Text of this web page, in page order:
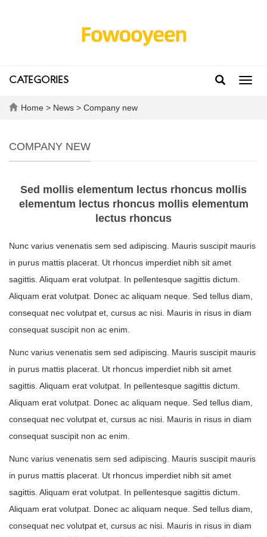
CATEGORIES
Home > News > Company new
COMPANY NEW
Sed mollis elementum lectus rhoncus mollis
elementum lectus rhoncus mollis elementum
lectus rhoncus
Nunc varius venenatis sem sed adipiscing. Mauris suscipit mauris
in purus mattis placerat. Ut rhoncus imperdiet nibh sit amet
sagittis. Aliquam erat volutpat. In pellentesque sagittis dictum.
Aliquam erat volutpat. Donec ac aliquam neque. Sed tellus diam,
consequat nec volutpat et, cursus ac nisi. Mauris in risus in diam
consequat suscipit non ac enim.
Nunc varius venenatis sem sed adipiscing. Mauris suscipit mauris
in purus mattis placerat. Ut rhoncus imperdiet nibh sit amet
sagittis. Aliquam erat volutpat. In pellentesque sagittis dictum.
Aliquam erat volutpat. Donec ac aliquam neque. Sed tellus diam,
consequat nec volutpat et, cursus ac nisi. Mauris in risus in diam
consequat suscipit non ac enim.
Nunc varius venenatis sem sed adipiscing. Mauris suscipit mauris
in purus mattis placerat. Ut rhoncus imperdiet nibh sit amet
sagittis. Aliquam erat volutpat. In pellentesque sagittis dictum.
Aliquam erat volutpat. Donec ac aliquam neque. Sed tellus diam,
consequat nec volutpat et, cursus ac nisi. Mauris in risus in diam